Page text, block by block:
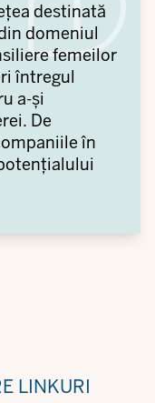
destinată
domeniul
femeilor
întregul
a-și
De
în
LINKURI